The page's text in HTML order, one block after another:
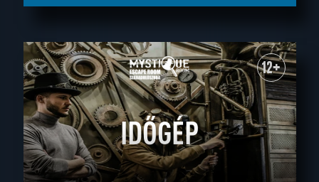
12+
IDŐGÉP